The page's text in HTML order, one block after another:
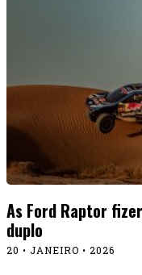
As Ford Raptor
duplo
20 • JANEIRO • 2026